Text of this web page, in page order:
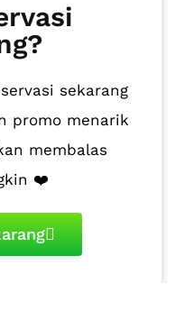
sekarang
promo menarik
membalas
❤️